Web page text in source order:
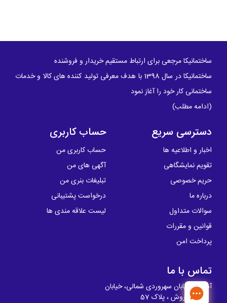
ساختمانیکا مرجعی برای ارتباط مستقیم خریدار و فروشنده
ساختمانیکا در سال 1398 با هدف معرفی تولید کننده های کالا و خدمات
ساختمانی کار خود را آغاز نمود
(ادامه مطلب)
دسترسی سریع
اخبار و اطلاعیه ها
تقویم نمایشگاهی
حریم خصوصی
درباره ما
سوالات متداول
قوانین و مقررات
پرداخت امن
حساب کاربری
حساب کاربری من
آگهی های من
تبلیغات بنری من
درخواست پشتیبانی
لیست علاقه مندی ها
تماس با ما
آدرس: خیابان سهروردی شمالی، خیابان
کوروش ، پلاک 57